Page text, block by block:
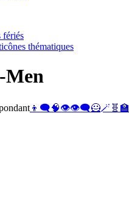
fériés
thématiques
Men
👦 🗨️🧠👁️👁️‍🗨️🦸🪄 🧬 🏫